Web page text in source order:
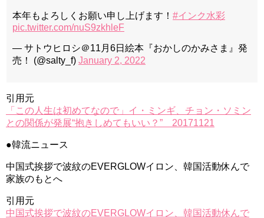
本年もよろしくお願い申し上げます！ #インク水彩
pic.twitter.com/nuS9zkhleF
— サトウヒロシ＠11月6日絵本『おかしのかみさま』発
売！ (@salty_f) January 2, 2022
引用元
「この人生は初めてなので」イ・ミンギ、チョン・ソミン
との関係が発展“抱きしめてもいい？” 20171121
●韓流ニュース
中国式挨拶で波紋のEVERGLOWイロン、韓国活動休んで
家族のもとへ
引用元
中国式挨拶で波紋のEVERGLOWイロン、韓国活動休んで